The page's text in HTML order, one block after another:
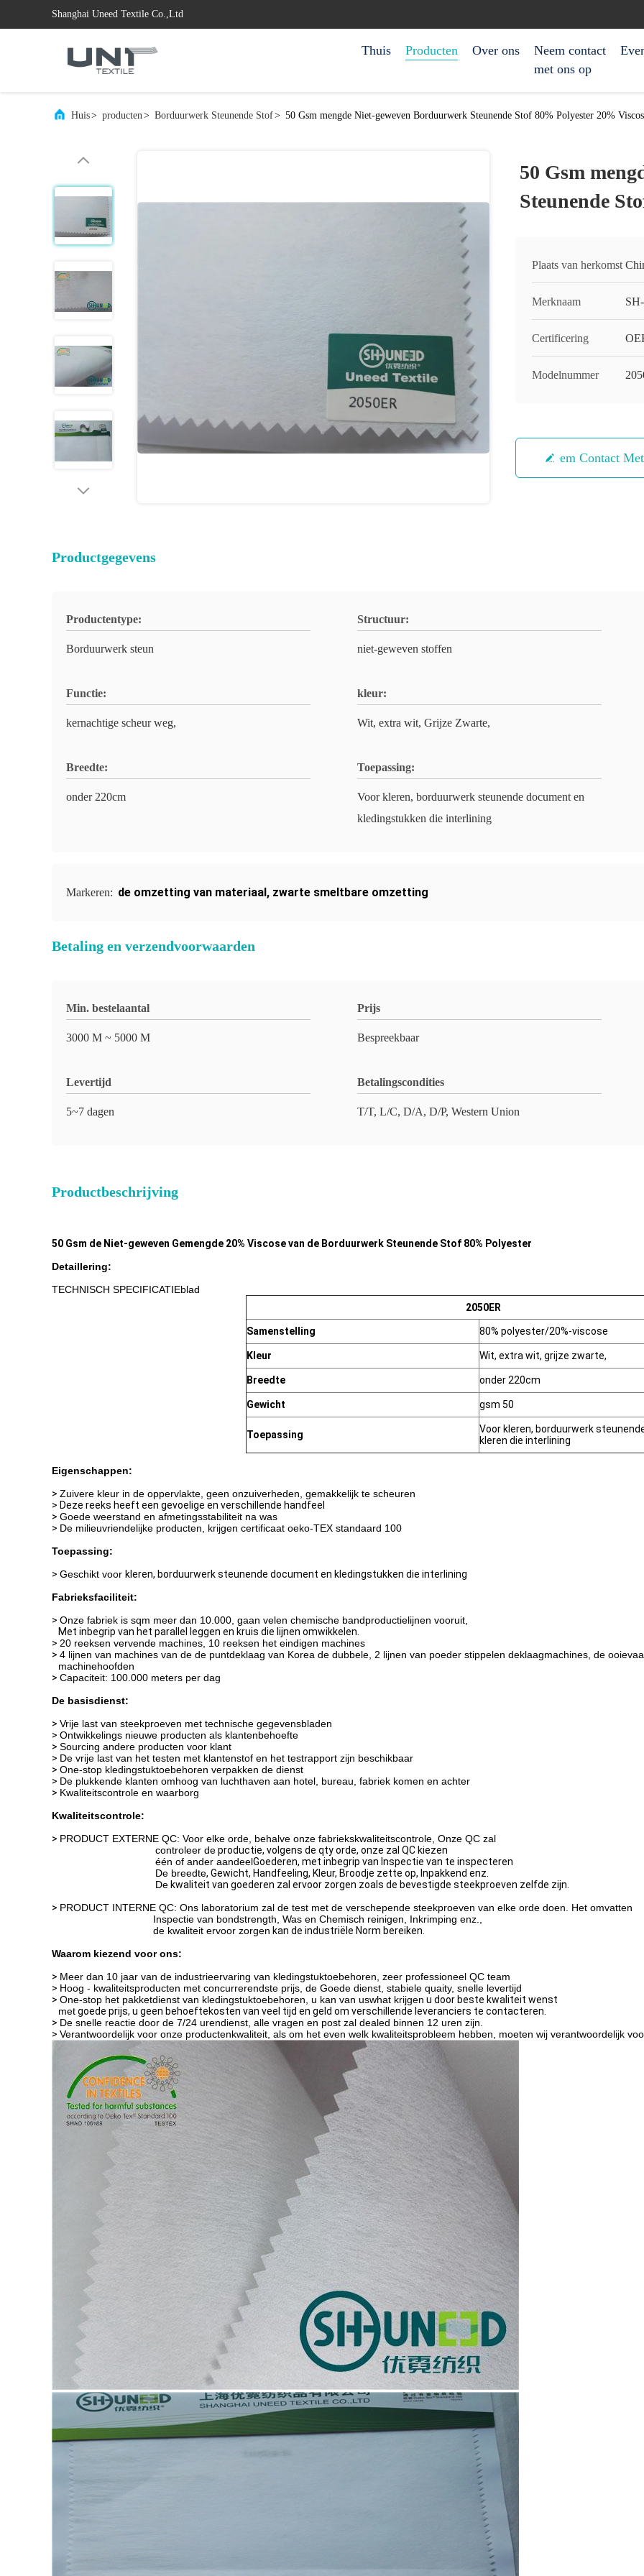
Shanghai Uneed Textile Co.,Ltd
Thuis Producten Over ons
Neem contact
met ons op
Huis> producten> Borduurwerk Steunende Stof> 50 Gsm mengde Niet-geweven Borduurwerk Steunende Stof 80% Polyester 20%
50 Gsm
Steunende
Plaats van herkomst
Merknaam
Certificering
Modelnummer
Neem Contact Met
Productgegevens
Productentype:
Borduurwerk steun
Structuur:
niet-geweven stoffen
Functie:
kernachtige scheur weg,
kleur:
Wit, extra wit, Grijze Zwarte,
Breedte:
onder 220cm
Toepassing:
Voor kleren, borduurwerk steunende document en
kledingstukken die interlining
Markeren: de omzetting van materiaal, zwarte smeltbare omzetting
Betaling en verzendvoorwaarden
Min. bestelaantal
3000 M ~ 5000 M
Prijs
Bespreekbaar
Levertijd
5~7 dagen
Betalingscondities
T/T, L/C, D/A, D/P, Western Union
Productbeschrijving
50 Gsm de Niet-geweven Gemengde 20% Viscose van de Borduurwerk Steunende Stof 80% Polyester
Detaillering:
TECHNISCH SPECIFICATIEblad
2050ER
Samenstelling 80% polyester/20%-viscose
Kleur Wit, extra wit, grijze zwarte,
Breedte onder 220cm
Gewicht gsm 50
Toepassing
Voor kleren, borduurwerk
kleren die interlining
Eigenschappen:
> Zuivere kleur in de oppervlakte, geen onzuiverheden, gemakkelijk te scheuren
> Deze reeks heeft een gevoelige en verschillende handfeel
> Goede weerstand en afmetingsstabiliteit na was
> De milieuvriendelijke producten, krijgen certificaat oeko-TEX standaard 100
Toepassing:
> Geschikt voor kleren, borduurwerk steunende document en kledingstukken die interlining
Fabrieksfaciliteit:
> Onze fabriek is sqm meer dan 10.000, gaan velen chemische bandproductielijnen vooruit,
Met inbegrip van het parallel leggen en kruis die lijnen omwikkelen.
> 20 reeksen vervende machines, 10 reeksen het eindigen machines
> 4 lijnen van machines van de de puntdeklaag van Korea de dubbele, 2 lijnen van poeder stippelen deklaagmachines, de
machinehoofden
> Capaciteit: 100.000 meters per dag
De basisdienst:
> Vrije last van steekproeven met technische gegevensbladen
> Ontwikkelings nieuwe producten als klantenbehoefte
> Sourcing andere producten voor klant
> De vrije last van het testen met klantenstof en het testrapport zijn beschikbaar
> One-stop kledingstuktoebehoren verpakken de dienst
> De plukkende klanten omhoog van luchthaven aan hotel, bureau, fabriek komen en achter
> Kwaliteitscontrole en waarborg
Kwaliteitscontrole:
> PRODUCT EXTERNE QC: Voor elke orde, behalve onze fabriekskwaliteitscontrole, Onze QC zal
controleer deproductie, volgens de qty orde, onze zal QC kiezen
één of ander aandeelGoederen, met inbegrip van Inspectie van te inspecteren
De breedte, Gewicht, Handfeeling, Kleur, Broodje zette op, Inpakkend enz.
De kwaliteit van goederen zal ervoor zorgen zoals de bevestigde steekproeven zelfde zijn.
> PRODUCT INTERNE QC: Ons laboratorium zal de test met de verschepende steekproeven van elke orde doen. Het omvatten
Inspectie van bondstrength, Was en Chemisch reinigen, Inkrimping enz.,
de kwaliteit ervoor zorgen kan de industriële Norm bereiken.
Waarom kiezend voor ons:
> Meer dan 10 jaar van de industrieervaring van kledingstuktoebehoren, zeer professioneel QC team
> Hoog - kwaliteitsproducten met concurrerendste prijs, de Goede dienst, stabiele quaity, snelle levertijd
> One-stop het pakketdienst van kledingstuktoebehoren, u kan van uswhat krijgen u door beste kwaliteit wenst
metgoede prijs, u geen behoeftekosten van veel tijd en geld om verschillende leveranciers te contacteren.
> De snelle reactie door de 7/24 urendienst, alle vragen en post zal dealed binnen 12 uren zijn.
> Verantwoordelijk voor onze productenkwaliteit, als om het even welk kwaliteitsprobleem hebben, moeten wij verantwoordelijk